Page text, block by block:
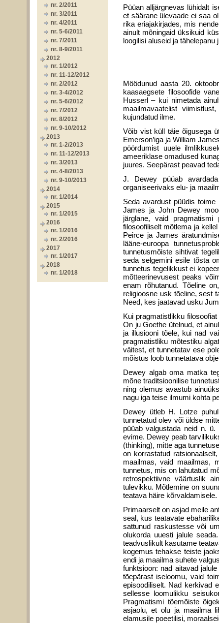
nr. 2/2011
nr. 3/2011
nr. 4/2011
nr. 5-6/2011
nr. 7/2011
nr. 8-9/2011
2012
nr. 1/2012
nr. 11-12/2012
nr. 2/2012
nr. 3-4/2012
nr. 5-6/2012
nr. 7/2012
nr. 8/2012
nr. 9-10/2012
2013
nr. 1-2/2013
nr. 11-12/2013
nr. 3/2013
nr. 4-8/2013
nr. 9-10/2013
2014
nr. 1/2014
2015
nr. 1/2015
2016
nr. 1/2016
nr. 2/2016
2017
nr. 1/2017
2018
nr. 1/2018
Püüan alljärgnevas lühidalt
et säärane ülevaade ei saa
rika eriajakirjades, mis
ainult mõningaid üksikuid
loogilisi aluseid ja
Möödunud aasta 20.
kaasaegsete filosoofide
Husserl – kui nimetada
maailmavaatelist
kujundatud ilme.
Võib vist küll täie õigusega
Emerson’iga ja William
pöördumist uuele
ameeriklase omadused
juures. Seepärast peavad
J. Dewey püüab
organiseerivaks elu- ja
Seda avardust püüdis
James ja John Dewey
järglane, vaid
filosoofiliselt mõtlema ja
Peirce ja James
lääne-euroopa
tunnetusmõiste sihtivat
seda selgemini esile tõsta
tunnetus tegelikkust ei
mõtteerinevusest peaks
enam rõhutanud. Tõeline
religioosne usk tõeline, sest
Need, kes jaatavad usku
Kui pragmatistlikku
On ju Goethe ütelnud, et
ja illusiooni tõele, kui nad
pragmatistliku mõtestiku
väitest, et tunnetatav ese
mõis­tus loob tunnetatava
Dewey algab oma matka
mõne traditsioonilise
ning olemus avastub
nagu iga teise ilmumi kohta
Dewey ütleb H. Lotze
tunnetatud olev või üldse
püüab valgustada neid n.
evime. Dewey peab
(thinking), mitte aga
on korrastatud
maailmas, vaid maailmas,
tunnetus, mis on lahu­tatud
retrospektiivne väärtuslik
tulevikku. Mõtle­mine on
teatava häire kõrvaldamisele.
Primaarselt on asjad meile
seal, kus teatavate
sattunud raskustesse või
olukorda uuesti jalule
teadvuslikult kasutame
kogemus tehakse teiste
endi ja maailma suhete
funktsioon: nad aitavad
tõepärast iseloomu, vaid
episoodiliselt. Nad kerkivad
sellesse loomulikku
Pragmatismi tõemõiste
asjaolu, et olu ja maailma
elamusile poeetilisi,